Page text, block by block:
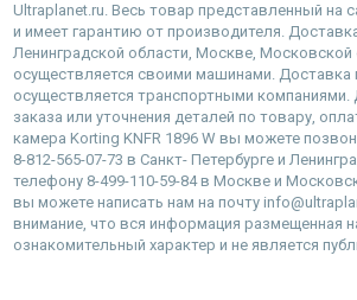
Ultraplanet.ru. Весь товар представленный на
и имеет гарантию от производителя.
Ленинградской области, Москве, Московской
осуществляется своими машинами. Доставка
осуществляется транспортными
заказа или уточнения деталей по товару,
камера Korting KNFR 1896 W вы можете
8-812-565-07-73 в Санкт- Петербурге и
телефону 8-499-110-59-84 в Москве и
вы можете написать нам на почту
внимание, что вся информация размещенная
ознакомительный характер и не является